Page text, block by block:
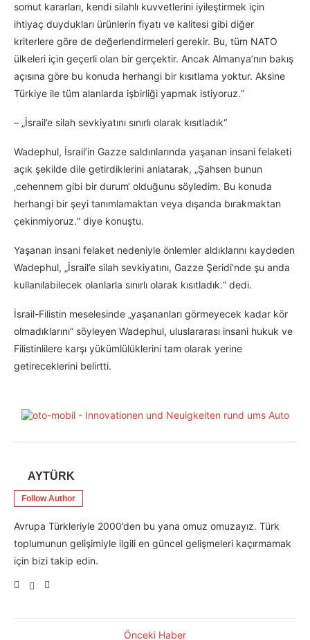
somut kararları, kendi silahlı kuvvetlerini iyileştirmek için
ihtiyaç duydukları ürünlerin fiyatı ve kalitesi gibi diğer
kriterlere göre de değerlendirmeleri gerekir. Bu, tüm NATO
ülkeleri için geçerli olan bir gerçektir. Ancak Almanya’nın bakış
açısına göre bu konuda herhangi bir kısıtlama yoktur. Aksine
Türkiye ile tüm alanlarda işbirliği yapmak istiyoruz.“
– „İsrail’e silah sevkiyatını sınırlı olarak kısıtladık“
Wadephul, İsrail’in Gazze saldırılarında yaşanan insani felaketi
açık şekilde dile getirdiklerini anlatarak, „Şahsen bunun
‚cehennem gibi bir durum‘ olduğunu söyledim. Bu konuda
herhangi bir şeyi tanımlamaktan veya dışarıda bırakmaktan
çekinmiyoruz.“ diye konuştu.
Yaşanan insani felaket nedeniyle önlemler aldıklarını kaydeden
Wadephul, „İsrail’e silah sevkiyatını, Gazze Şeridi’nde şu anda
kullanılabilecek olanlarla sınırlı olarak kısıtladık.“ dedi.
İsrail-Filistin meselesinde „yaşananları görmeyecek kadar kör
olmadıklarını“ söyleyen Wadephul, uluslararası insani hukuk ve
Filistinlilere karşı yükümlülüklerini tam olarak yerine
getireceklerini belirtti.
AYTÜRK
Follow Author
Avrupa Türkleriyle 2000’den bu yana omuz omuzayız. Türk
toplumunun gelişimiyle ilgili en güncel gelişmeleri kaçırmamak
için bizi takip edin.
Önceki Haber